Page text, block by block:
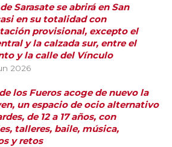
Sarasate se abrirá en San
en su totalidad con
provisional, excepto el
y la calzada sur, entre el
y la calle del Vínculo
2026
los Fueros acoge de nuevo la
un espacio de ocio alternativo
de 12 a 17 años, con
talleres, baile, música,
y retos